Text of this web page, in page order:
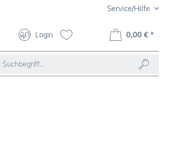
Service/Hilfe
Login 0,00 € *